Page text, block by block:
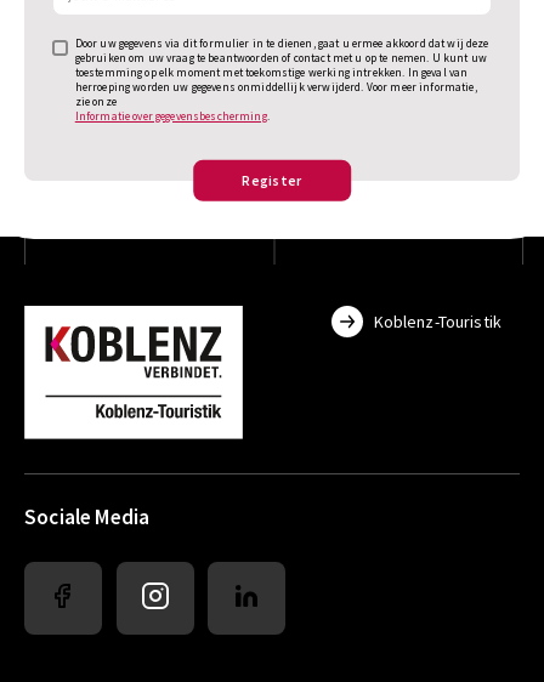
Door uw gegevens via dit formulier in te dienen, gaat u ermee akkoord dat wij deze
gebruiken om uw vraag te beantwoorden of contact met u op te nemen. U kunt uw
toestemming op elk moment met toekomstige werking intrekken. In geval van
herroeping worden uw gegevens onmiddellijk verwijderd. Voor meer informatie,
zie onze
Informatie over gegevensbescherming.
Register
Koblenz-Touristik
Sociale Media